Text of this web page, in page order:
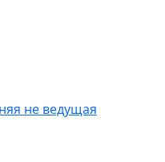
не ведущая